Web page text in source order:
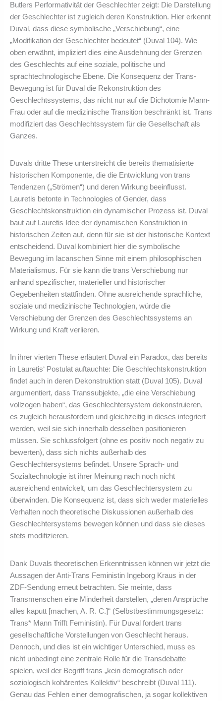
Butlers Performativität der Geschlechter zeigt: Die Darstellung
der Geschlechter ist zugleich deren Konstruktion. Hier erkennt
Duval, dass diese symbolische „Verschiebung“, eine
„Modifikation der Geschlechter bedeutet“ (Duval 104). Wie
oben erwähnt, impliziert dies eine Ausdehnung der Grenzen
des Geschlechts auf eine soziale, politische und
sprachtechnologische Ebene. Die Konsequenz der Trans-
Bewegung ist für Duval die Rekonstruktion des
Geschlechtssystems, das nicht nur auf die Dichotomie Mann-
Frau oder auf die medizinische Transition beschränkt ist. Trans
modifiziert das Geschlechtssystem für die Gesellschaft als
Ganzes.
Duvals dritte These unterstreicht die bereits thematisierte
historischen Komponente, die die Entwicklung von trans
Tendenzen („Strömen“) und deren Wirkung beeinflusst.
Lauretis betonte in Technologies of Gender, dass
Geschlechtskonstruktion ein dynamischer Prozess ist. Duval
baut auf Lauretis Idee der dynamischen Konstruktion in
historischen Zeiten auf, denn für sie ist der historische Kontext
entscheidend. Duval kombiniert hier die symbolische
Bewegung im lacanschen Sinne mit einem philosophischen
Materialismus. Für sie kann die trans Verschiebung nur
anhand spezifischer, materieller und historischer
Gegebenheiten stattfinden. Ohne ausreichende sprachliche,
soziale und medizinische Technologien, würde die
Verschiebung der Grenzen des Geschlechtssystems an
Wirkung und Kraft verlieren.
In ihrer vierten These erläutert Duval ein Paradox, das bereits
in Lauretis‘ Postulat auftauchte: Die Geschlechtskonstruktion
findet auch in deren Dekonstruktion statt (Duval 105). Duval
argumentiert, dass Transsubjekte, „die eine Verschiebung
vollzogen haben“, das Geschlechtersystem dekonstruieren,
es zugleich herausfordern und gleichzeitig in dieses integriert
werden, weil sie sich innerhalb desselben positionieren
müssen. Sie schlussfolgert (ohne es positiv noch negativ zu
bewerten), dass sich nichts außerhalb des
Geschlechtersystems befindet. Unsere Sprach- und
Sozialtechnologie ist ihrer Meinung nach noch nicht
ausreichend entwickelt, um das Geschlechtersystem zu
überwinden. Die Konsequenz ist, dass sich weder materielles
Verhalten noch theoretische Diskussionen außerhalb des
Geschlechtersystems bewegen können und dass sie dieses
stets modifizieren.
Dank Duvals theoretischen Erkenntnissen können wir jetzt die
Aussagen der Anti-Trans Feministin Ingeborg Kraus in der
ZDF-Sendung erneut betrachten. Sie meinte, dass
Transmenschen eine Minderheit darstellen, „deren Ansprüche
alles kaputt [machen, A. R. C.]“ (Selbstbestimmungsgesetz:
Trans* Mann Trifft Feministin). Für Duval fordert trans
gesellschaftliche Vorstellungen von Geschlecht heraus.
Dennoch, und dies ist ein wichtiger Unterschied, muss es
nicht unbedingt eine zentrale Rolle für die Transdebatte
spielen, weil der Begriff trans „kein demografisch oder
soziologisch kohärentes Kollektiv“ beschreibt (Duval 111).
Genau das Fehlen einer demografischen, ja sogar kollektiven